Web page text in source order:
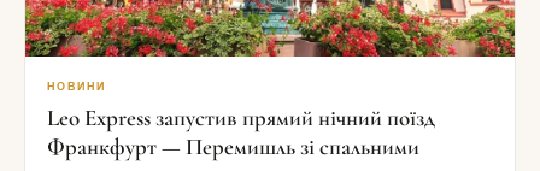
НОВИНИ
Leo Express запустив прямий нічний поїзд
Франкфурт — Перемишль зі спальними